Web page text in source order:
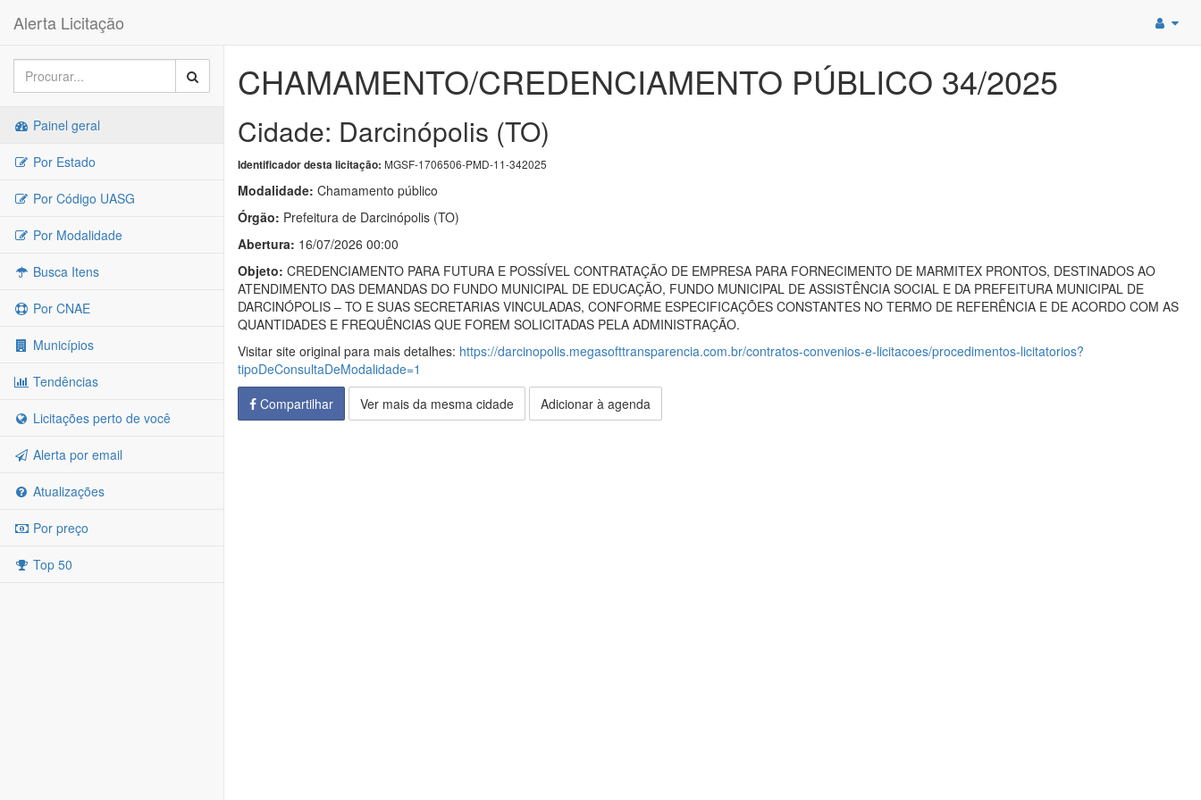
Alerta Licitação
Painel geral
Por Estado
Por Código UASG
Por Modalidade
Busca Itens
Por CNAE
Municípios
Tendências
Licitações perto de você
Alerta por email
Atualizações
Por preço
Top 50
CHAMAMENTO/CREDENCIAMENTO PÚBLICO 34/2025
Cidade: Darcinópolis (TO)
Identificador desta licitação: MGSF-1706506-PMD-11-342025
Modalidade: Chamamento público
Órgão: Prefeitura de Darcinópolis (TO)
Abertura: 16/07/2026 00:00
Objeto: CREDENCIAMENTO PARA FUTURA E POSSÍVEL CONTRATAÇÃO DE EMPRESA PARA FORNECIMENTO DE MARMITEX PRONTOS, DESTINADOS AO
ATENDIMENTO DAS DEMANDAS DO FUNDO MUNICIPAL DE EDUCAÇÃO, FUNDO MUNICIPAL DE ASSISTÊNCIA SOCIAL E DA PREFEITURA MUNICIPAL DE
DARCINÓPOLIS – TO E SUAS SECRETARIAS VINCULADAS, CONFORME ESPECIFICAÇÕES CONSTANTES NO TERMO DE REFERÊNCIA E DE ACORDO COM AS
QUANTIDADES E FREQUÊNCIAS QUE FOREM SOLICITADAS PELA ADMINISTRAÇÃO.
Visitar site original para mais detalhes: https://darcinopolis.megasofttransparencia.com.br/contratos-convenios-e-licitacoes/procedimentos-licitatorios?
tipoDeConsultaDeModalidade=1
Compartilhar
Ver mais da mesma cidade Adicionar à agenda